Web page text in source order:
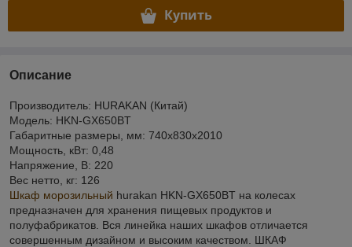
Купить
Описание
Производитель: HURAKAN (Китай)
Модель: HKN-GX650BT
Габаритные размеры, мм: 740x830x2010
Мощность, кВт: 0,48
Напряжение, В: 220
Вес нетто, кг: 126
Шкаф морозильный hurakan HKN-GX650BT на колесах
предназначен для хранения пищевых продуктов и
полуфабрикатов. Вся линейка наших шкафов отличается
совершенным дизайном и высоким качеством. ШКАФ